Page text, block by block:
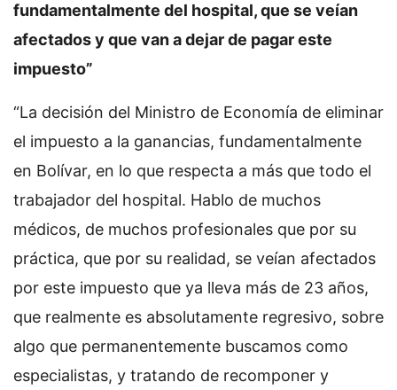
fundamentalmente del hospital, que se veían
afectados y que van a dejar de pagar este
impuesto”
“La decisión del Ministro de Economía de eliminar
el impuesto a la ganancias, fundamentalmente
en Bolívar, en lo que respecta a más que todo el
trabajador del hospital. Hablo de muchos
médicos, de muchos profesionales que por su
práctica, que por su realidad, se veían afectados
por este impuesto que ya lleva más de 23 años,
que realmente es absolutamente regresivo, sobre
algo que permanentemente buscamos como
especialistas, y tratando de recomponer y